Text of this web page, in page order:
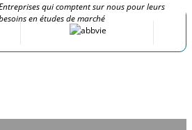
qui comptent sur nous pour leurs
en études de marché